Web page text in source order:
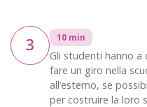
3 10 min
Gli studenti hanno a
fare un giro nella
all’esterno, se
per costruire la loro